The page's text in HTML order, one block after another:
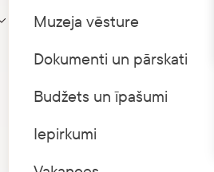
Muzeja vēsture
Dokumenti un pārskati
Budžets un īpašumi
Iepirkumi
Parādīt apakšizvēlni7. augustā interesenti
Viduslaiku pilis bija
kontrolēti resursi un
politiski –, nereti kļūstot
norisinājās ikdienas
darbojās amatnieki,
daudzveidīgo funkciju